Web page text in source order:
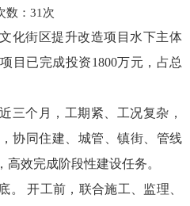
数： 31 次
化街区提升改造项目水下主体
目已完成投资1800万元，占总
三个月，工期紧、工况复杂，
协同住建、城管、镇街、管线
效完成阶段性建设任务。
。 开工前，联合施工、监理、